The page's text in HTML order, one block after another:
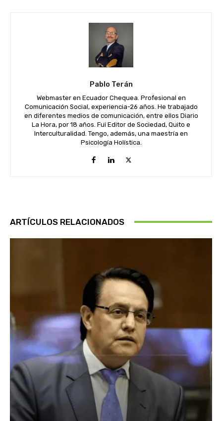
Pablo Terán
Webmaster en Ecuador Chequea. Profesional en
Comunicación Social, experiencia-26 años. He trabajado
en diferentes medios de comunicación, entre ellos Diario
La Hora, por 18 años. Fui Editor de Sociedad, Quito e
Interculturalidad. Tengo, además, una maestría en
Psicología Holística.
ARTÍCULOS RELACIONADOS